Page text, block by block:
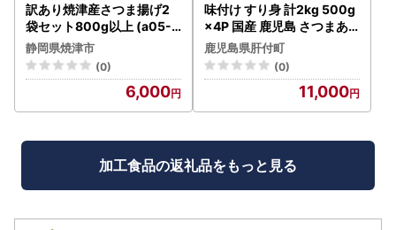
訳あり焼津産さつま揚げ2
袋セット800g以上 (a05-0
22)
静岡県焼津市
(0)
6,000
味付け すり身 計2kg 500g
×4P 国産 鹿児島 さつまあ
げ さつま揚げ お惣菜【石倉
蒲鉾】A10009
鹿児島県肝付町
(0)
11,000
加工食品の返礼品をもっと見る